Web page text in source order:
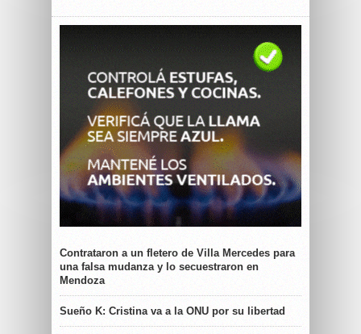
Contrataron a un fletero de Villa Mercedes para
una falsa mudanza y lo secuestraron en
Mendoza
Sueño K: Cristina va a la ONU por su libertad